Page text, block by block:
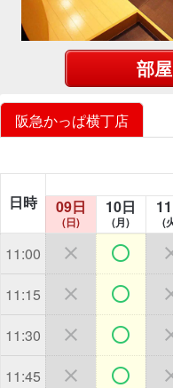
部
阪急かっぱ横丁店
日時 09日
(日)
10日
(月) (
11:00  
11:15  
11:30  
11:45  